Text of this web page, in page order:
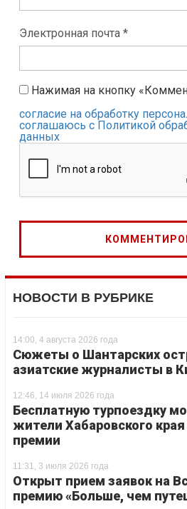
Электронная почта *
Нажимая на кнопку
согласие на обработку
соглашаюсь с Политикой
данных
НОВОСТИ В РУБРИКЕ
14:00, 4 августа 2026 года
Сюжеты о Шантарских
азиатские журналисты в
12:46, 14 июля 2026 года
Бесплатную турпоездку
жители Хабаровского
премии
11:31, 3 июля 2026 года
Открыт прием заявок на
премию «Больше, чем